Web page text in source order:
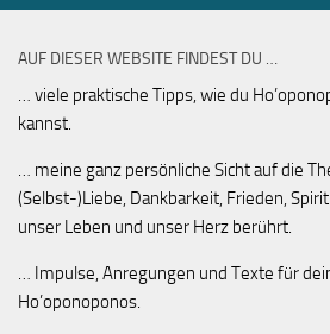
AUF DIESER WEBSITE FINDEST DU …
… viele praktische Tipps, wie du
kannst.
… meine ganz persönliche Sicht auf die
(Selbst-)Liebe, Dankbarkeit, Frieden,
unser Leben und unser Herz berührt.
… Impulse, Anregungen und Texte für
Ho’oponoponos.